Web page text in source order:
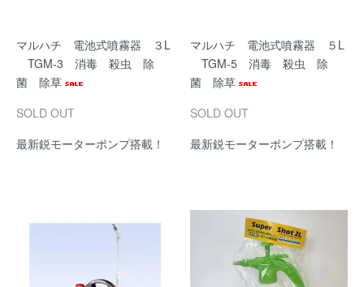
マルハチ 電池式噴霧器 ３L
TGM-3 消毒 殺虫 除
菌 除草
SOLD OUT
最新鋭モーターポンプ搭載！
マルハチ 電池式噴霧器 ５L
TGM-5 消毒 殺虫 除
菌 除草
SOLD OUT
最新鋭モーターポンプ搭載！